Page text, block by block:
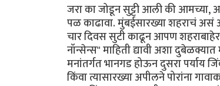
जरा का जोडून सुट्टी आली की आमच्या,
पळ काढावा. मुंबईसारख्या शहराचं असं
चार दिवस सुटी काढून आपण शहराबाहेर
नॉन्सेन्स" माहिती द्यावी अशा
मनांतर्गत भानगड होऊन दुसरा पर्याय
किंवा त्यासारख्या अपीलने पोरांना